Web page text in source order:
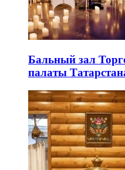
Бальный зал
палаты